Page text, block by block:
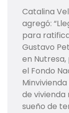
Catalina
agregó:
para
Gustavo
en
el Fondo
de vivienda
sueño de